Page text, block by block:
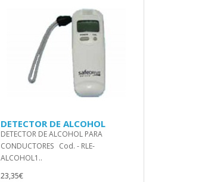
DETECTOR DE ALCOHOL
DETECTOR DE ALCOHOL PARA
CONDUCTORES Cod. - RLE-
ALCOHOL1..
23,35€